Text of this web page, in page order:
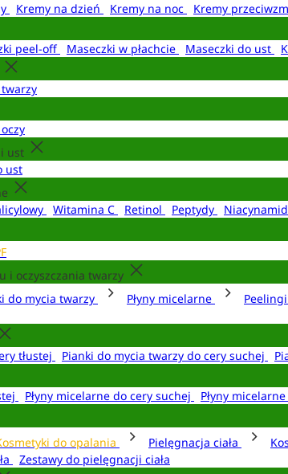
Kremy na dzień Kremy na noc Kremy
peel-off Maseczki w płachcie Maseczki do ust
ust
ust
Witamina C Retinol Peptydy Niacynamid
i oczyszczania twarzy
do mycia twarzy Płyny micelarne
tłustej
Pianki do mycia twarzy do cery suchej
Płyny micelarne do cery suchej
Płyny
do opalania Pielęgnacja ciała
Zestawy do pielęgnacji ciała